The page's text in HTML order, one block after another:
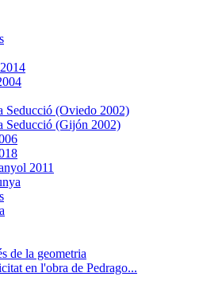
Seducció (Oviedo 2002)
Seducció (Gijón 2002)
2011
de la geometria
en l'obra de Pedrago...